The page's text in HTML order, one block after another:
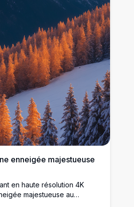
enneigée majestueuse
en haute résolution 4K
majestueuse au
orangé du soleil couchant